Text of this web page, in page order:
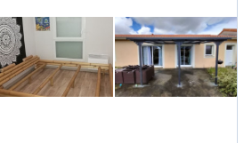
-Toute création de
de radiateur et entretien. Je
pour des petits travaux multiples